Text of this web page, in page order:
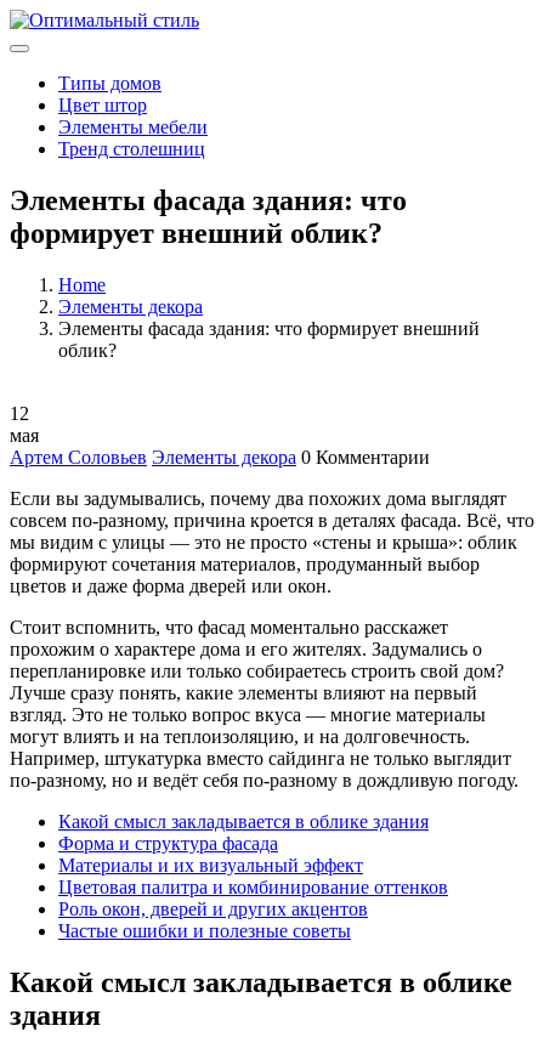
Типы домов
Цвет штор
Элементы мебели
Тренд столешниц
Элементы фасада здания: что
формирует внешний облик?
Home
Элементы декора
Элементы фасада здания: что формирует внешний
облик?
12
мая
Артем Соловьев Элементы декора 0 Комментарии
Если вы задумывались, почему два похожих дома выглядят
совсем по-разному, причина кроется в деталях фасада. Всё, что
мы видим с улицы — это не просто «стены и крыша»: облик
формируют сочетания материалов, продуманный выбор
цветов и даже форма дверей или окон.
Стоит вспомнить, что фасад моментально расскажет
прохожим о характере дома и его жителях. Задумались о
перепланировке или только собираетесь строить свой дом?
Лучше сразу понять, какие элементы влияют на первый
взгляд. Это не только вопрос вкуса — многие материалы
могут влиять и на теплоизоляцию, и на долговечность.
Например, штукатурка вместо сайдинга не только выглядит
по-разному, но и ведёт себя по-разному в дождливую погоду.
Какой смысл закладывается в облике здания
Форма и структура фасада
Материалы и их визуальный эффект
Цветовая палитра и комбинирование оттенков
Роль окон, дверей и других акцентов
Частые ошибки и полезные советы
Какой смысл закладывается в облике
здания